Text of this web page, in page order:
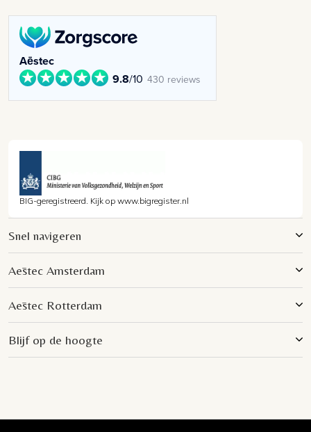
Aēstec
9.8/10 430 reviews
BIG-geregistreerd. Kijk op www.bigregister.nl
Snel navigeren
Aēstec Amsterdam
Aēstec Rotterdam
Blijf op de hoogte